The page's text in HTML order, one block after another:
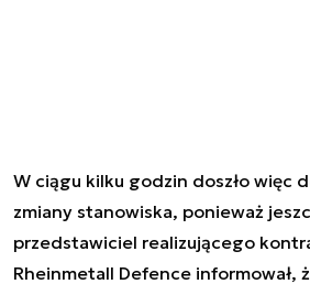
W ciągu kilku godzin doszło więc
zmiany stanowiska, ponieważ
przedstawiciel realizującego
Rheinmetall Defence informował,